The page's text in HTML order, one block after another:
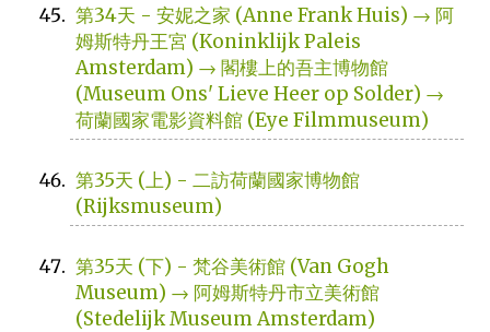
第34天 - 安妮之家 (Anne Frank Huis) → 阿
姆斯特丹王宮 (Koninklijk Paleis
Amsterdam) → 閣樓上的吾主博物館
(Museum Ons' Lieve Heer op Solder) →
荷蘭國家電影資料館 (Eye Filmmuseum)
第35天 (上) - 二訪荷蘭國家博物館
(Rijksmuseum)
第35天 (下) - 梵谷美術館 (Van Gogh
Museum) → 阿姆斯特丹市立美術館
(Stedelijk Museum Amsterdam)